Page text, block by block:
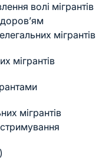
волі мігрантів
мігрантів
мігрантів
мігрантів